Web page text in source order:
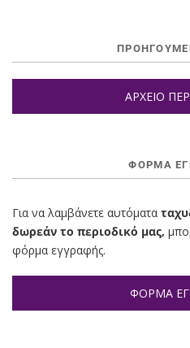
ΑΡΧΕΙΟ
ΦΌΡΜΑ
Για να λαμβάνετε αυτόματα
δωρεάν το περιοδικό μας,
φόρμα εγγραφής.
ΦΟΡΜΑ